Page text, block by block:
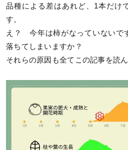
品種による差はあれど、1本だけ
す。
え？ 今年は柿がなっていない
落ちてしまいますか？
それらの原因も全てこの記事を読